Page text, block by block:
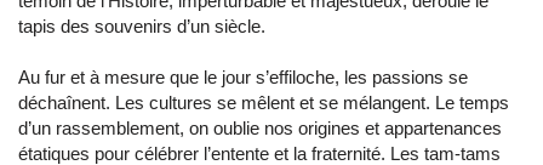
tapis des souvenirs d’un siècle.
Au fur et à mesure que le jour s’effiloche, les passions se
déchaînent. Les cultures se mêlent et se mélangent. Le temps
d’un rassemblement, on oublie nos origines et appartenances
étatiques pour célébrer l’entente et la fraternité. Les tam-tams